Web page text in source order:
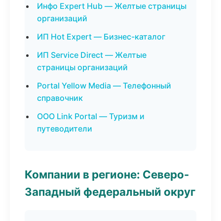
Инфо Expert Hub — Желтые страницы
организаций
ИП Hot Expert — Бизнес-каталог
ИП Service Direct — Желтые
страницы организаций
Portal Yellow Media — Телефонный
справочник
ООО Link Portal — Туризм и
путеводители
Компании в регионе: Северо-
Западный федеральный округ